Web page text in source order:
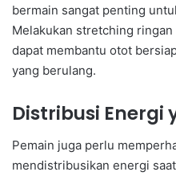
bermain sangat penting
Melakukan stretching
dapat membantu otot
yang berulang.
Distribusi Energi
Pemain juga perlu
mendistribusikan energi